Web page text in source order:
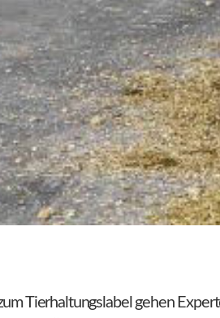
Tierhaltungslabel gehen